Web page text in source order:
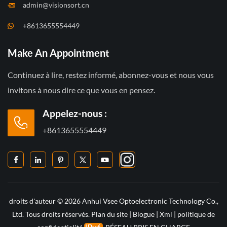
admin@visionsort.cn
+8613655554449
Make An Appointment
Continuez à lire, restez informé, abonnez-vous et nous vous
invitons à nous dire ce que vous en pensez.
Appelez-nous :
+8613655554449
droits d'auteur © 2026 Anhui Vsee Optoelectronic Technology Co.,
Ltd. Tous droits réservés. Plan du site | Blogue | Xml | politique de